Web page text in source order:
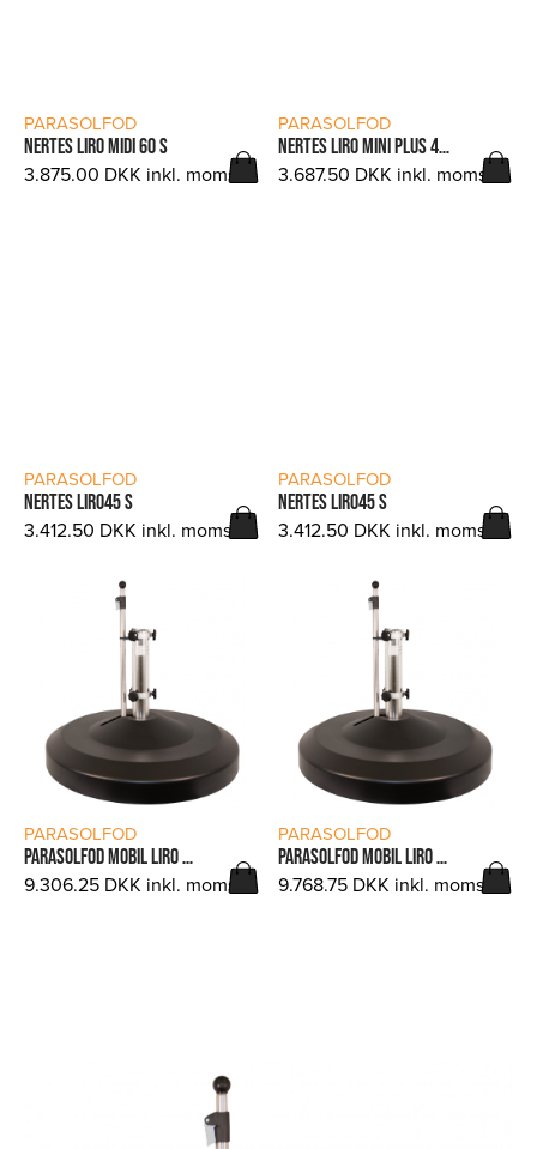
LÆS MERE
PARASOLFOD
NERTES LIRO MIDI 60 S
3.875.00 DKK inkl. moms.
LÆS MERE
PARASOLFOD
NERTES LIRO MINI PLUS 45 K
3.687.50 DKK inkl. moms.
LÆS MERE
PARASOLFOD
NERTES LIRO45 S
3.412.50 DKK inkl. moms.
LÆS MERE
PARASOLFOD
NERTES LIRO45 S
3.412.50 DKK inkl. moms.
LÆS MERE
PARASOLFOD
PARASOLFOD MOBIL LIRO MAXI 120 KG.
9.306.25 DKK inkl. moms.
LÆS MERE
PARASOLFOD
PARASOLFOD MOBIL LIRO MAXI 150 KG. (KOPIER)
9.768.75 DKK inkl. moms.